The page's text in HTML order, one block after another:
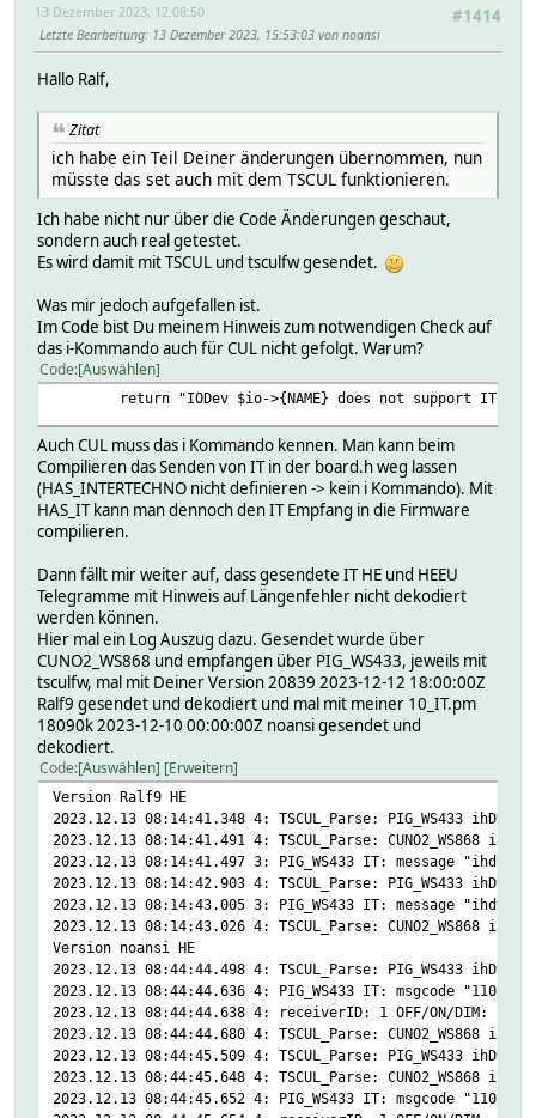
#1414
13 Dezember 2023, 12:08:50
Letzte Bearbeitung: 13 Dezember 2023, 15:53:03 von noansi
Hallo Ralf,
Zitat
ich habe ein Teil Deiner änderungen übernommen, nun
müsste das set auch mit dem TSCUL funktionieren.
Ich habe nicht nur über die Code Änderungen geschaut,
sondern auch real getestet.
Es wird damit mit TSCUL und tsculfw gesendet.
Was mir jedoch aufgefallen ist.
Im Code bist Du meinem Hinweis zum notwendigen Check auf
das i-Kommando auch für CUL nicht gefolgt. Warum?
Code Auswählen
return "IODev $io->{NAME} does not support IT" if
Auch CUL muss das i Kommando kennen. Man kann beim
Compilieren das Senden von IT in der board.h weg lassen
(HAS_INTERTECHNO nicht definieren -> kein i Kommando). Mit
HAS_IT kann man dennoch den IT Empfang in die Firmware
compilieren.
Dann fällt mir weiter auf, dass gesendete IT HE und HEEU
Telegramme mit Hinweis auf Längenfehler nicht dekodiert
werden können.
Hier mal ein Log Auszug dazu. Gesendet wurde über
CUNO2_WS868 und empfangen über PIG_WS433, jeweils mit
tsculfw, mal mit Deiner Version 20839 2023-12-12 18:00:00Z
Ralf9 gesendet und dekodiert und mal mit meiner 10_IT.pm
18090k 2023-12-10 00:00:00Z noansi gesendet und
dekodiert.
Code Auswählen Erweitern
Version Ralf9 HE
2023.12.13 08:14:41.348 4: TSCUL_Parse: PIG_WS433
2023.12.13 08:14:41.491 4: TSCUL_Parse: CUNO2_WS868
2023.12.13 08:14:41.497 3: PIG_WS433 IT: message
2023.12.13 08:14:42.903 4: TSCUL_Parse: PIG_WS433
2023.12.13 08:14:43.005 3: PIG_WS433 IT: message
2023.12.13 08:14:43.026 4: TSCUL_Parse: CUNO2_WS868
Version noansi HE
2023.12.13 08:44:44.498 4: TSCUL_Parse: PIG_WS433
2023.12.13 08:44:44.636 4: PIG_WS433 IT: msgcode
2023.12.13 08:44:44.638 4: receiverID: 1 OFF/ON/DIM: 1
2023.12.13 08:44:44.680 4: TSCUL_Parse: CUNO2_WS868
2023.12.13 08:44:45.509 4: TSCUL_Parse: PIG_WS433
2023.12.13 08:44:45.648 4: TSCUL_Parse: CUNO2_WS868
2023.12.13 08:44:45.652 4: PIG_WS433 IT: msgcode